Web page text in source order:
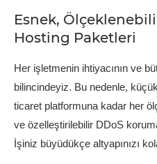
Esnek,
Hosting Paketleri
Her işletmenin ihtiyacının ve
bilincindeyiz. Bu nedenle,
ticaret platformuna kadar her
ve özelleştirilebilir DDoS
İşiniz büyüdükçe altyapınızı